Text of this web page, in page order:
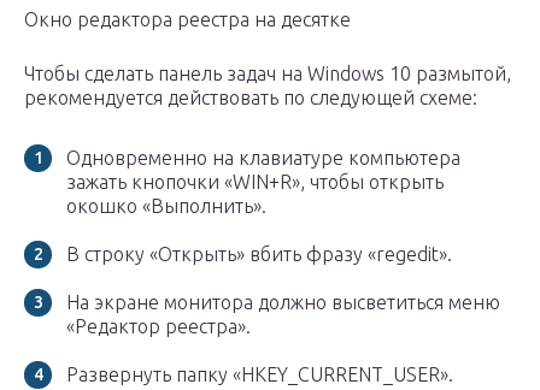
Окно редактора реестра на десятке
Чтобы сделать панель задач на Windows 10 размытой,
рекомендуется действовать по следующей схеме:
Одновременно на клавиатуре компьютера
зажать кнопочки «WIN+R», чтобы открыть
окошко «Выполнить».
В строку «Открыть» вбить фразу «regedit».
На экране монитора должно высветиться меню
«Редактор реестра».
Развернуть папку «HKEY_CURRENT_USER».